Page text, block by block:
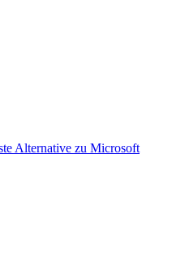
Alternative zu Microsoft